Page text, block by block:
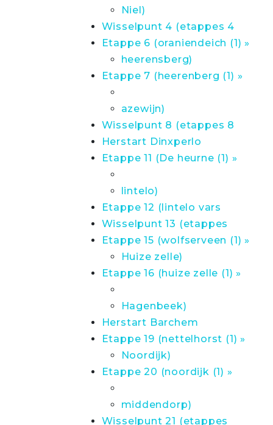
Niel)
Wisselpunt 4 (etappes 4
Etappe 6 (oraniendeich (1) »
heerensberg)
Etappe 7 (heerenberg (1) »
azewijn)
Wisselpunt 8 (etappes 8
Herstart Dinxperlo
Etappe 11 (De heurne (1) »
lintelo)
Etappe 12 (lintelo vars
Wisselpunt 13 (etappes
Etappe 15 (wolfserveen (1) »
Huize zelle)
Etappe 16 (huize zelle (1) »
Hagenbeek)
Herstart Barchem
Etappe 19 (nettelhorst (1) »
Noordijk)
Etappe 20 (noordijk (1) »
middendorp)
Wisselpunt 21 (etappes